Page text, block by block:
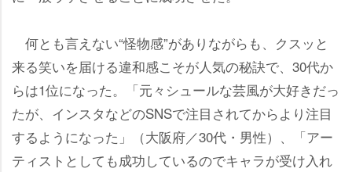
何とも言えない“怪物感”がありながらも、クスッと
来る笑いを届ける違和感こそが人気の秘訣で、30代か
らは1位になった。「元々シュールな芸風が大好きだっ
たが、インスタなどのSNSで注目されてからより注目
するようになった」（大阪府／30代・男性）、「アー
ティストとしても成功しているのでキャラが受け入れ